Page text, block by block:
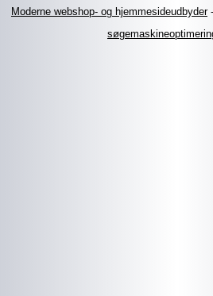
Moderne webshop- og hjemmesideudbyder-